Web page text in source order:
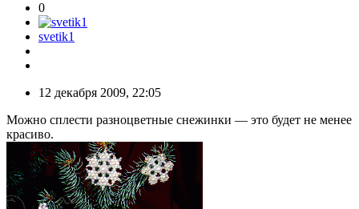
0
svetik1
12 декабря 2009, 22:05
Можно сплести разноцветные снежинки — это будет не менее
красиво.